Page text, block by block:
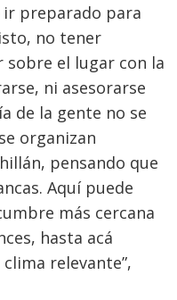
preparado para
no tener
el lugar con la
ni asesorarse
de la gente no se
organizan
pensando que
Aquí puede
más cercana
hasta acá
relevante”,